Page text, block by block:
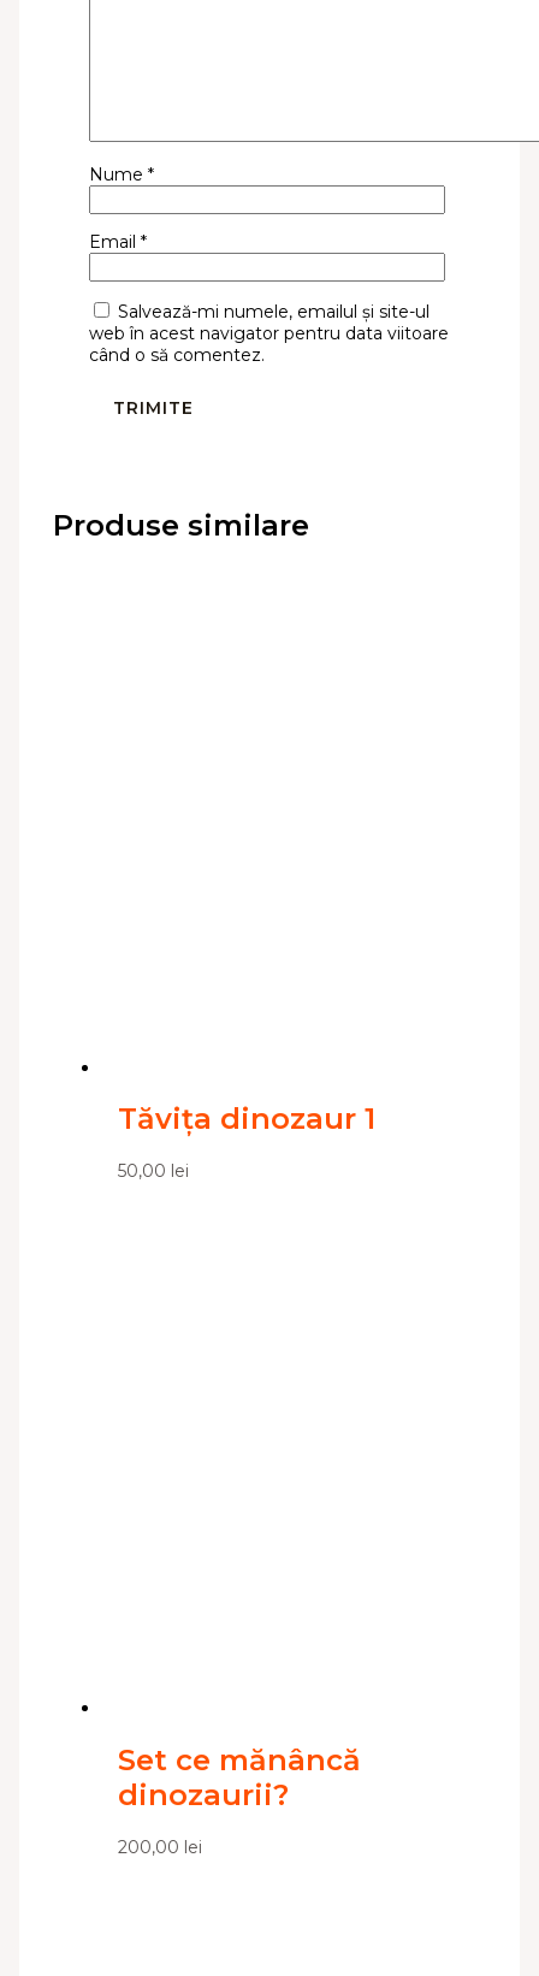
Nume *
Email *
Salvează-mi numele, emailul și site-ul
web în acest navigator pentru data viitoare
când o să comentez.
Produse similare
Tăvița dinozaur 1
50,00 lei
Set ce mănâncă
dinozaurii?
200,00 lei